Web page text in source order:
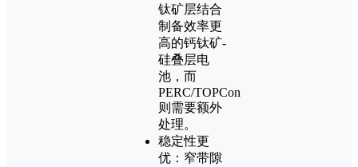
钛矿层结合
制备效率更
高的钙钛矿-
硅叠层电
池，而
PERC/TOPCon
则需要额外
处理。
稳定性更
优：窄带隙